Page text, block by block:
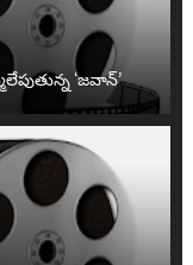
‘జవాన్’